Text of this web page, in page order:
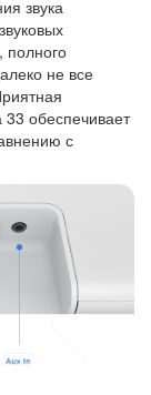
звука
не все
33 обеспечивает
с